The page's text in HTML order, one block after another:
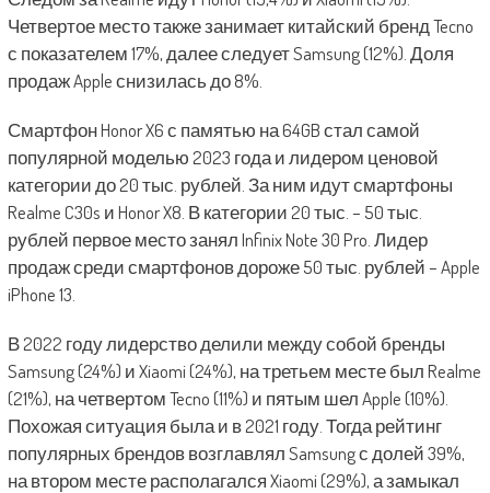
Четвертое место также занимает китайский бренд Tecno
с показателем 17%, далее следует Samsung (12%). Доля
продаж Apple снизилась до 8%.
Смартфон Honor X6 с памятью на 64GB стал самой
популярной моделью 2023 года и лидером ценовой
категории до 20 тыс. рублей. За ним идут смартфоны
Realme C30s и Honor X8. В категории 20 тыс. – 50 тыс.
рублей первое место занял Infinix Note 30 Pro. Лидер
продаж среди смартфонов дороже 50 тыс. рублей – Apple
iPhone 13.
В 2022 году лидерство делили между собой бренды
Samsung (24%) и Xiaomi (24%), на третьем месте был Realme
(21%), на четвертом Tecno (11%) и пятым шел Apple (10%).
Похожая ситуация была и в 2021 году. Тогда рейтинг
популярных брендов возглавлял Samsung с долей 39%,
на втором месте располагался Xiaomi (29%), а замыкал